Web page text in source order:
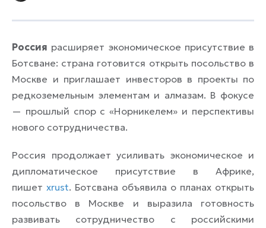
Россия расширяет экономическое присутствие в
Ботсване: страна готовится открыть посольство в
Москве и приглашает инвесторов в проекты по
редкоземельным элементам и алмазам. В фокусе
— прошлый спор с «Норникелем» и перспективы
нового сотрудничества.
Россия продолжает усиливать экономическое и
дипломатическое присутствие в Африке,
пишет xrust. Ботсвана объявила о планах открыть
посольство в Москве и выразила готовность
развивать сотрудничество с российскими